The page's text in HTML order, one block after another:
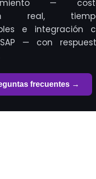
—
real,
e integración
SAP — con
frecuentes →